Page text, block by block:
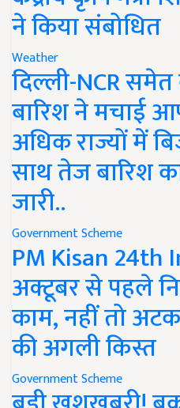
ने किया संबोधित
Weather
दिल्ली-NCR
बारिश ने मचाई
अधिक राज्यों में
साथ तेज बारिश
जारी..
Government Scheme
PM Kisan 24th
अक्टूबर से पहले
काम, नहीं तो
की अगली किस्त
Government Scheme